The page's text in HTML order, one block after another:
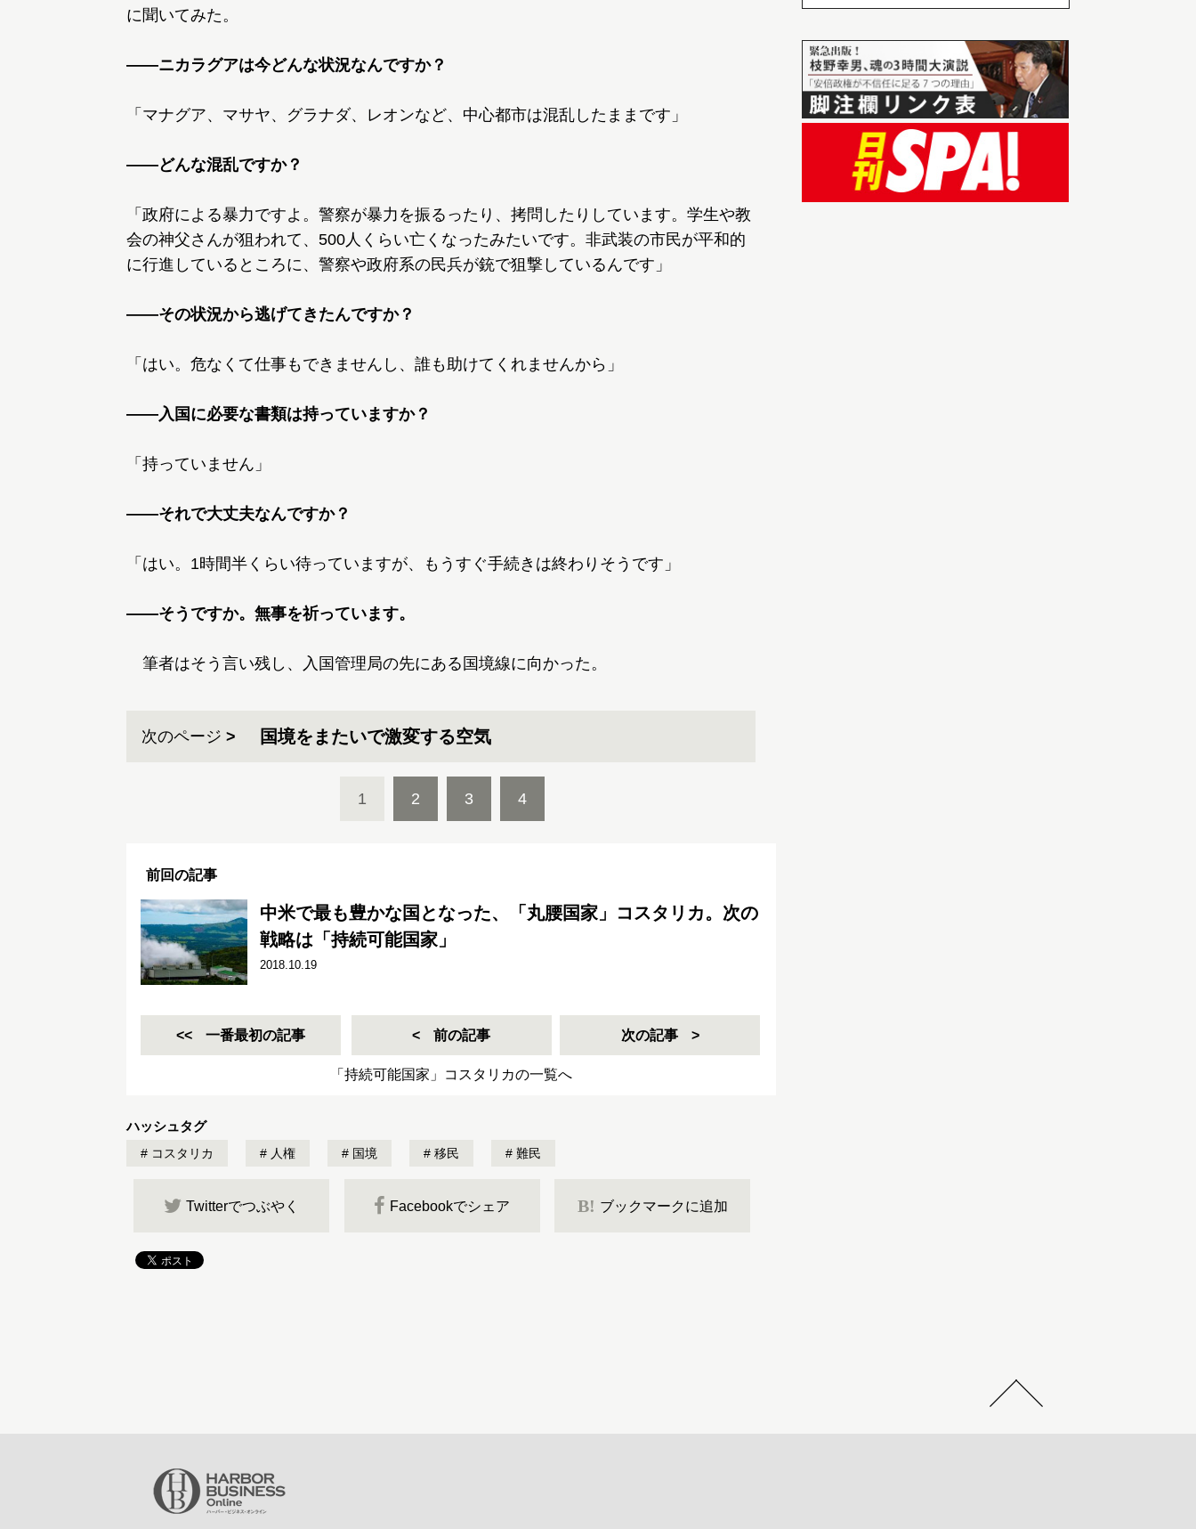
に聞いてみた。
――ニカラグアは今どんな状況なんですか？
「マナグア、マサヤ、グラナダ、レオンなど、中心都市は混乱したままです」
――どんな混乱ですか？
「政府による暴力ですよ。警察が暴力を振るったり、拷問したりしています。学生や教
会の神父さんが狙われて、500人くらい亡くなったみたいです。非武装の市民が平和的
に行進しているところに、警察や政府系の民兵が銃で狙撃しているんです」
――その状況から逃げてきたんですか？
「はい。危なくて仕事もできませんし、誰も助けてくれませんから」
――入国に必要な書類は持っていますか？
「持っていません」
――それで大丈夫なんですか？
「はい。1時間半くらい待っていますが、もうすぐ手続きは終わりそうです」
――そうですか。無事を祈っています。
筆者はそう言い残し、入国管理局の先にある国境線に向かった。
次のページ 国境をまたいで激変する空気
1 2 3 4
前回の記事
中米で最も豊かな国となった、「丸腰国家」コスタリカ。次の
戦略は「持続可能国家」
2018.10.19
一番最初の記事 前の記事 次の記事
「持続可能国家」コスタリカの一覧へ
ハッシュタグ
コスタリカ 人権 国境 移民 難民
Twitterでつぶやく Facebookでシェア B! ブックマークに追加